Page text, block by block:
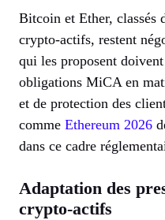
Bitcoin et Ether, classés
crypto-actifs, restent
qui les proposent
obligations MiCA en
et de protection des
comme Ethereum 2026
dans ce cadre
Adaptation des
crypto-actifs